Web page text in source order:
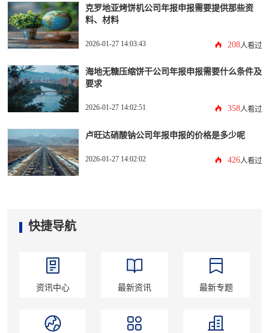
克罗地亚烤饼机公司年报申报需要提供那些资
料、材料
2026-01-27 14:03:43 208人看过
海地无糖压缩饼干公司年报申报需要什么条件及
要求
2026-01-27 14:02:51 358人看过
卢旺达硝酸钠公司年报申报的价格是多少呢
2026-01-27 14:02:02 426人看过
快捷导航
资讯中心 最新资讯 最新专题